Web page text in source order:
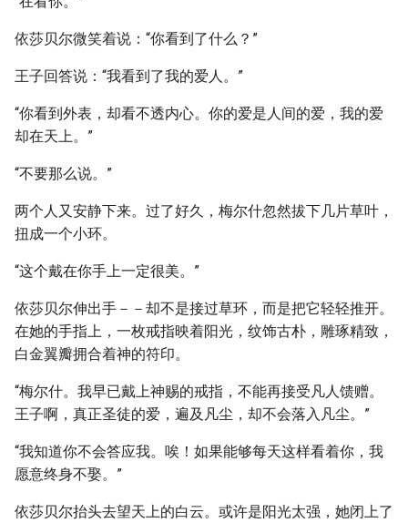
依莎贝尔微笑着说：“你看到了什么？”
王子回答说：“我看到了我的爱人。”
“你看到外表，却看不透内心。你的爱是人间的爱，我的爱
却在天上。”
“不要那么说。”
两个人又安静下来。过了好久，梅尔什忽然拔下几片草叶，
扭成一个小环。
“这个戴在你手上一定很美。”
依莎贝尔伸出手－－却不是接过草环，而是把它轻轻推开。
在她的手指上，一枚戒指映着阳光，纹饰古朴，雕琢精致，
白金翼瓣拥合着神的符印。
“梅尔什。我早已戴上神赐的戒指，不能再接受凡人馈赠。
王子啊，真正圣徒的爱，遍及凡尘，却不会落入凡尘。”
“我知道你不会答应我。唉！如果能够每天这样看着你，我
愿意终身不娶。”
依莎贝尔抬头去望天上的白云。或许是阳光太强，她闭上了